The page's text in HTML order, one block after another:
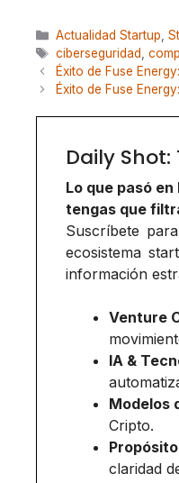
Categorías
Actualidad Startup
Etiquetas
ciberseguridad
Éxito de Fuse
Éxito de Fuse
Daily
Lo que pasó
tengas que
Suscríbete
ecosistema
información
Venture
IA &
Modelos
Cripto.
claridad